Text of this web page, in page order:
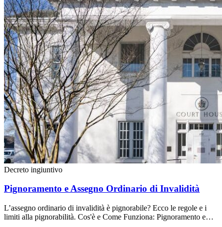
Decreto ingiuntivo
Pignoramento e Assegno Ordinario di Invalidità
L’assegno ordinario di invalidità è pignorabile? Ecco le regole e i
limiti alla pignorabilità. Cos'è e Come Funziona: Pignoramento e…